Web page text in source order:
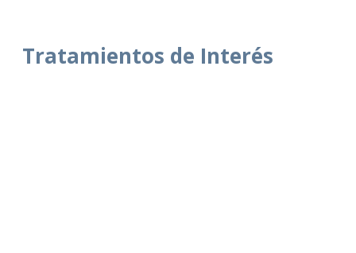
Tratamientos de Interés